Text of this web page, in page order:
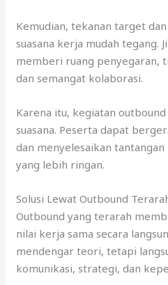
Kemudian, tekanan target
suasana kerja mudah tegang.
memberi ruang penyegaran,
dan semangat kolaborasi.
Karena itu, kegiatan
suasana. Peserta dapat
dan menyelesaikan
yang lebih ringan.
Solusi Lewat Outbound
Outbound yang terarah
nilai kerja sama secara
mendengar teori, tetapi
komunikasi, strategi, dan